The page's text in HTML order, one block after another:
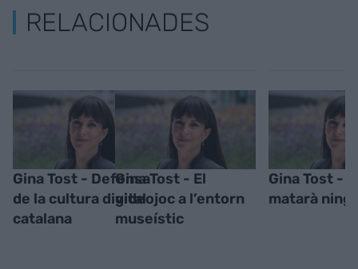
RELACIONADES
Gina Tost - Defensa
de la cultura digital
catalana
Gina Tost - El
videojoc a l’entorn
museístic
Gina Tost -
matarà